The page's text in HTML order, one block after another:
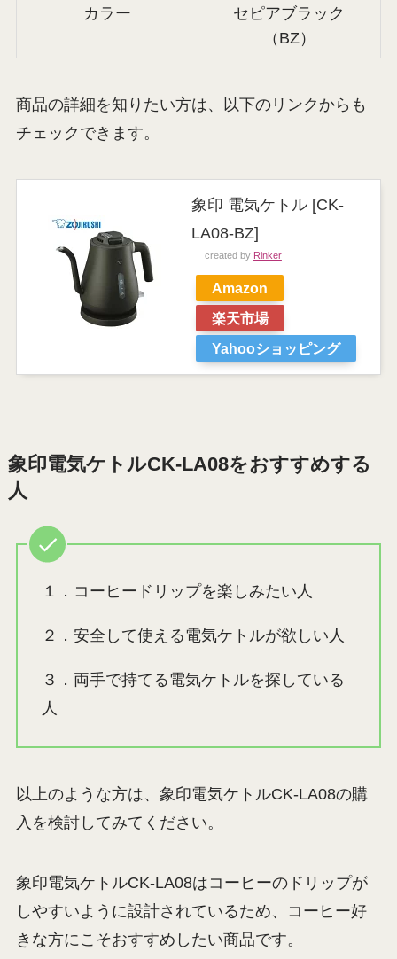
カラー
セピアブラック
（BZ）
商品の詳細を知りたい方は、以下のリンクからも
チェックできます。
象印 電気ケトル [CK-
LA08-BZ]
created by Rinker
Amazon
楽天市場
Yahooショッピング
象印電気ケトルCK-LA08をおすすめする
人
１．コーヒードリップを楽しみたい人
２．安全して使える電気ケトルが欲しい人
３．両手で持てる電気ケトルを探している
人
以上のような方は、象印電気ケトルCK-LA08の購
入を検討してみてください。
象印電気ケトルCK-LA08はコーヒーのドリップが
しやすいように設計されているため、コーヒー好
きな方にこそおすすめしたい商品です。